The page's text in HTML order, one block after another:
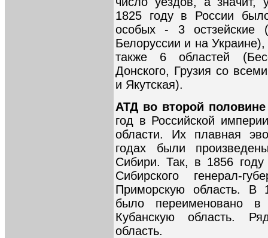
1825 году в России
особых - 3 остзейские
Белоруссии и на
также 6 областей
Донского, Грузия со
и Якутская).
АТД во второй половине
год в Российской
области. Их плавная
годах были
Сибири. Так, в 1856 году
Сибирского генерал-
Приморскую область. В
было переименовано
Кубанскую область.
область.